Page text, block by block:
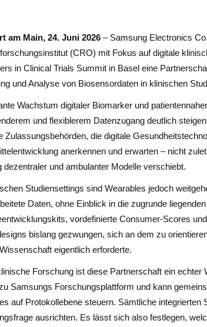
am Main, 24. Juni 2026 – Samsung Electronics
(CRO) mit Fokus auf digitale
in Clinical Trials Summit in Basel eine
und Analyse von Biosensordaten in klinischen
Wachstum digitaler Biomarker und
und flexiblerem Datenzugang deutlich
Zulassungsbehörden, die digitale
anerkennen und erwarten – nicht
dezentraler und ambulanter Modelle verschiebt.
Studiensettings sind Wearables jedoch
Daten, ohne Einblick in die zugrunde
vordefinierte Consumer-Scores
bislang gezwungen, sich an dem zu
eigentlich erforderte.
Forschung ist diese Partnerschaft ein
Samsungs Forschungsplattform und kann
auf Protokollebene steuern. Sämtliche
ausrichten. Es lässt sich also festlegen,